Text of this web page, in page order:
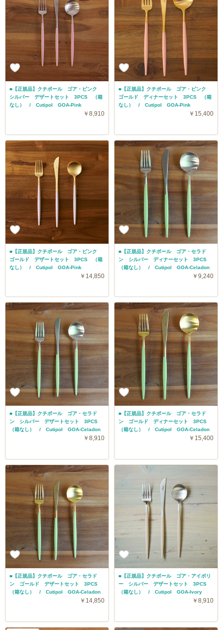
■【正規品】クチポール ゴア・ピンク
シルバー デザートセット 3PCS （箱
なし） / Cutipol GOA-Pink
￥8,910
■【正規品】クチポール ゴア・ピンク
ゴールド ディナーセット 3PCS （箱
なし） / Cutipol GOA-Pink
￥15,400
■【正規品】クチポール ゴア・ピンク
ゴールド デザートセット 3PCS （箱
なし） / Cutipol GOA-Pink
￥14,850
■【正規品】クチポール ゴア・セラド
ン シルバー ディナーセット 3PCS
（箱なし） / Cutipol GOA-Celadon
￥9,240
■【正規品】クチポール ゴア・セラド
ン シルバー デザートセット 3PCS
（箱なし） / Cutipol GOA-Celadon
￥8,910
■【正規品】クチポール ゴア・セラド
ン ゴールド ディナーセット 3PCS
（箱なし） / Cutipol GOA-Celadon
￥15,400
■【正規品】クチポール ゴア・セラド
ン ゴールド デザートセット 3PCS
（箱なし） / Cutipol GOA-Celadon
￥14,850
■【正規品】クチポール ゴア・アイボリ
ー シルバー デザートセット 3PCS
（箱なし） / Cutipol GOA-Ivory
￥8,910